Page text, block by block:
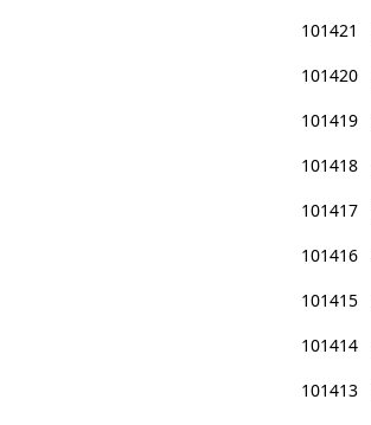
101421
101420
101419
101418
101417
101416
101415
101414
101413